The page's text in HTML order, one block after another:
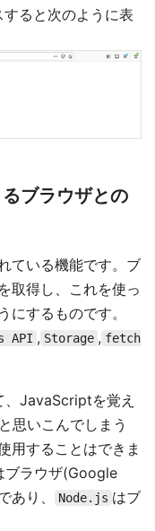
すると次のように表
ブラウザとの
ている機能です。ブ
取得し、これを使っ
にするものです。
API , Storage , fetch
、JavaScriptを覚え
思いこんでしまう
用することはできま
ブラウザ(Google
り、
Node.js はブ